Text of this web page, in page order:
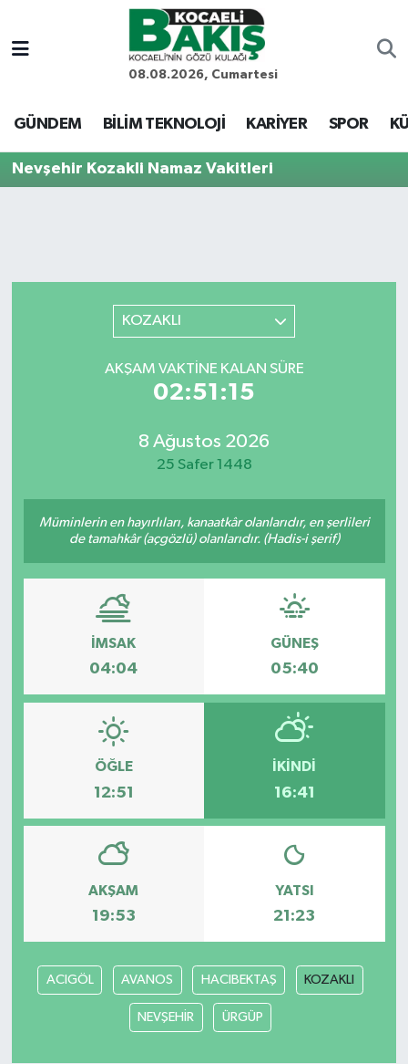
08.08.2026, Cumartesi
GÜNDEM BİLİM TEKNOLOJİ KARİYER SPOR
Nevşehir Kozakli Namaz Vakitleri
KOZAKLI
AKŞAM VAKTINE KALAN SÜRE
02:51:15
8 Ağustos 2026
25 Safer 1448
Müminlerin en hayırlıları, kanaatkâr olanlarıdır, en şerlileri
de tamahkâr (açgözlü) olanlarıdır. (Hadis-i şerif)
İMSAK
04:04
GÜNEŞ
05:40
ÖĞLE
12:51
İKINDI
16:41
AKŞAM
19:53
YATSI
21:23
ACIGÖL AVANOS HACIBEKTAŞ KOZAKLI
NEVŞEHİR ÜRGÜP
Kocaeli Nöbetçi Eczaneler
Kocaeli Hava Durumu
Kocaeli Trafik Yoğunluk Haritası
Son Dakika Haberleri